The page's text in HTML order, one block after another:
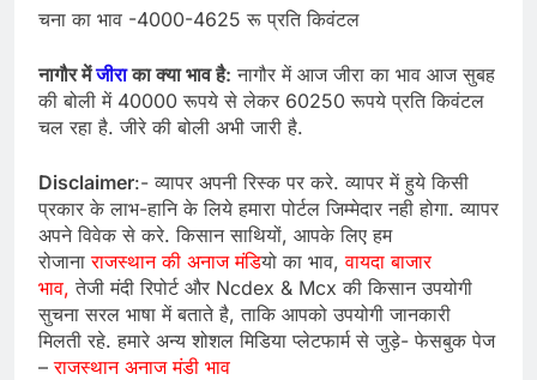
चना का भाव -4000-4625 रू प्रति किवंटल
नागौर मेंजीराका क्या भाव है: नागौर में आज जीरा का भाव आज सुबह
की बोली में 40000 रूपये से लेकर 60250 रूपये प्रति किवंटल
चल रहा है. जीरे की बोली अभी जारी है.
Disclaimer:- व्यापर अपनी रिस्क पर करे. व्यापर में हुये किसी
प्रकार के लाभ-हानि के लिये हमारा पोर्टल जिम्मेदार नही होगा. व्यापर
अपने विवेक से करे. किसान साथियों, आपके लिए हम
रोजानाराजस्थान की अनाज मंडियो का भाव, वायदा बाजार
भाव, तेजी मंदी रिपोर्ट और Ncdex & Mcx की किसान उपयोगी
सुचना सरल भाषा में बताते है, ताकि आपको उपयोगी जानकारी
मिलती रहे. हमारे अन्य शोशल मिडिया प्लेटफार्म से जुड़े- फेसबुक पेज
–राजस्थान अनाज मंडी भाव